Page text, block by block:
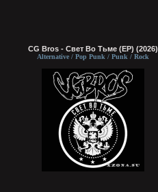
CG Bros - Свет Во Тьме (EP) (2026)
Alternative / Pop Punk / Punk / Rock